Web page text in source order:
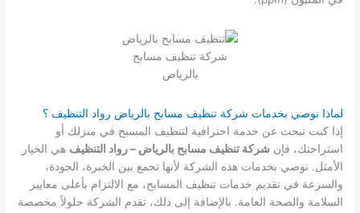
شركة تنظيف مسابح
بالرياض
لماذا نوصي بخدمات شركة تنظيف مسابح بالرياض رواد التنظيف ؟
إذا كنت تبحث عن خدمة احترافية لتنظيف المسبح في منزلك أو
استراحتك، فإن شركة تنظيف مسابح بالرياض – رواد التنظيف هي الخيار
الأمثل. نوصي بخدمات هذه الشركة لأنها تجمع بين الخبرة، الجودة،
والسرعة في تقديم خدمات تنظيف المسابح، مع الالتزام بأعلى معايير
السلامة والصحة العامة. بالإضافة إلى ذلك، تقدم الشركة حلولاً مخصصة